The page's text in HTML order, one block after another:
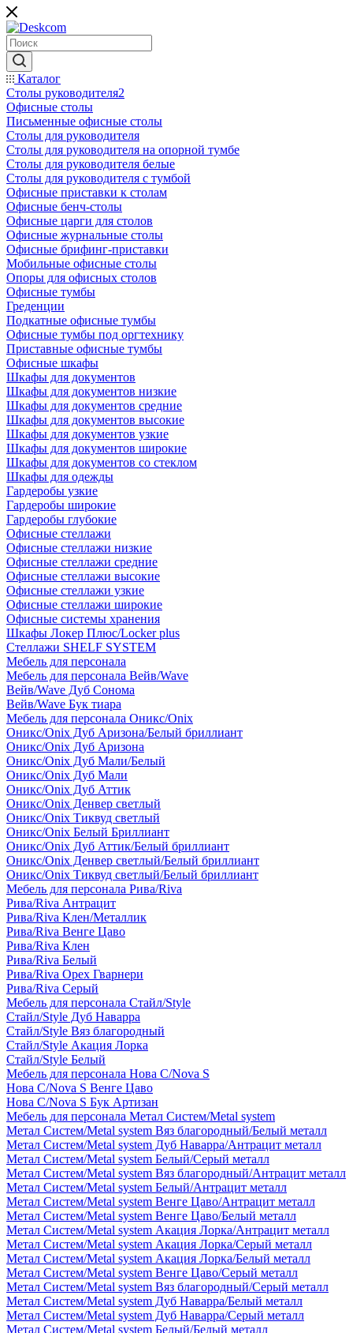
Каталог
Столы руководителя2
Офисные столы
Письменные офисные столы
Столы для руководителя
Столы для руководителя на опорной тумбе
Столы для руководителя белые
Столы для руководителя с тумбой
Офисные приставки к столам
Офисные бенч-столы
Офисные царги для столов
Офисные журнальные столы
Офисные брифинг-приставки
Мобильные офисные столы
Опоры для офисных столов
Офисные тумбы
Греденции
Подкатные офисные тумбы
Офисные тумбы под оргтехнику
Приставные офисные тумбы
Офисные шкафы
Шкафы для документов
Шкафы для документов низкие
Шкафы для документов средние
Шкафы для документов высокие
Шкафы для документов узкие
Шкафы для документов широкие
Шкафы для документов со стеклом
Шкафы для одежды
Гардеробы узкие
Гардеробы широкие
Гардеробы глубокие
Офисные стеллажи
Офисные стеллажи низкие
Офисные стеллажи средние
Офисные стеллажи высокие
Офисные стеллажи узкие
Офисные стеллажи широкие
Офисные системы хранения
Шкафы Локер Плюс/Locker plus
Стеллажи SHELF SYSTEM
Мебель для персонала
Мебель для персонала Вейв/Wave
Вейв/Wave Дуб Сонома
Вейв/Wave Бук тиара
Мебель для персонала Оникс/Onix
Оникс/Onix Дуб Аризона/Белый бриллиант
Оникс/Onix Дуб Аризона
Оникс/Onix Дуб Мали/Белый
Оникс/Onix Дуб Мали
Оникс/Onix Дуб Аттик
Оникс/Onix Денвер светлый
Оникс/Onix Тиквуд светлый
Оникс/Onix Белый Бриллиант
Оникс/Onix Дуб Аттик/Белый бриллиант
Оникс/Onix Денвер светлый/Белый бриллиант
Оникс/Onix Тиквуд светлый/Белый бриллиант
Мебель для персонала Рива/Riva
Рива/Riva Антрацит
Рива/Riva Клен/Металлик
Рива/Riva Венге Цаво
Рива/Riva Клен
Рива/Riva Белый
Рива/Riva Орех Гварнери
Рива/Riva Серый
Мебель для персонала Стайл/Style
Стайл/Style Дуб Наварра
Стайл/Style Вяз благородный
Стайл/Style Акация Лорка
Стайл/Style Белый
Мебель для персонала Нова С/Nova S
Нова С/Nova S Венге Цаво
Нова С/Nova S Бук Артизан
Мебель для персонала Метал Систем/Metal system
Метал Систем/Metal system Вяз благородный/Белый металл
Метал Систем/Metal system Дуб Наварра/Антрацит металл
Метал Систем/Metal system Белый/Серый металл
Метал Систем/Metal system Вяз благородный/Антрацит металл
Метал Систем/Metal system Белый/Антрацит металл
Метал Систем/Metal system Венге Цаво/Антрацит металл
Метал Систем/Metal system Венге Цаво/Белый металл
Метал Систем/Metal system Акация Лорка/Антрацит металл
Метал Систем/Metal system Акация Лорка/Серый металл
Метал Систем/Metal system Акация Лорка/Белый металл
Метал Систем/Metal system Венге Цаво/Серый металл
Метал Систем/Metal system Вяз благородный/Серый металл
Метал Систем/Metal system Дуб Наварра/Белый металл
Метал Систем/Metal system Дуб Наварра/Серый металл
Метал Систем/Metal system Белый/Белый металл